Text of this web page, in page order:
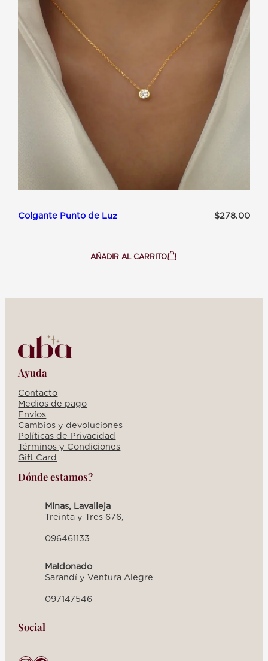
Colgante Punto de Luz $278.00
AÑADIR AL CARRITO
:
Ayuda
Contacto
Medios de pago
Envíos
Cambios y devoluciones
Políticas de Privacidad
Términos y Condiciones
Gift Card
Dónde estamos?
Minas, Lavalleja
Treinta y Tres 676,
096461133
Maldonado
Sarandí y Ventura Alegre
097147546
Social